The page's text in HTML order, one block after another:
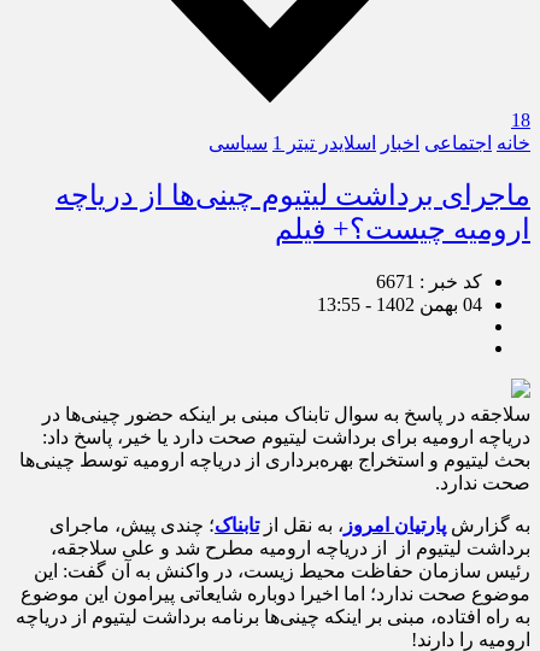
18
خانه اجتماعی اخبار اسلایدر تیتر 1 سیاسی
ماجرای برداشت لیتیوم چینی‌ها از دریاچه
ارومیه چیست؟+ فیلم
کد خبر : 6671
04 بهمن 1402 - 13:55
سلاجقه در پاسخ به سوال تابناک مبنی بر اینکه حضور چینی‌ها در
دریاچه ارومیه برای برداشت لیتیوم صحت دارد یا خیر، پاسخ داد:
بحث لیتیوم و استخراج بهره‌برداری از دریاچه ارومیه توسط چینی‌ها
صحت ندارد.
به گزارش پارتیان امروز ، به نقل ازتابناک؛ چندی پیش، ماجرای
برداشت لیتیوم از از دریاچه ارومیه مطرح شد و علی سلاجقه،
رئیس سازمان حفاظت محیط زیست، در واکنش به آن گفت: این
موضوع صحت ندارد؛ اما اخیرا دوباره شایعاتی پیرامون این موضوع
به راه افتاده، مبنی بر اینکه چینی‌ها برنامه برداشت لیتیوم از دریاچه
ارومیه را دارند!